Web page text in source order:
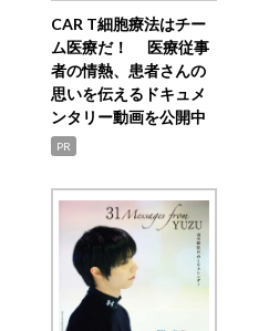
CAR T細胞療法はチー
ム医療だ！ 医療従事
者の情熱、患者さんの
思いを伝えるドキュメ
ンタリー動画を公開中
PR